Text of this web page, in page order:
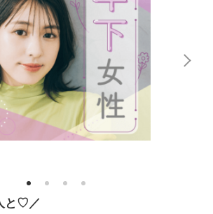
1 2 3 4
と♡／